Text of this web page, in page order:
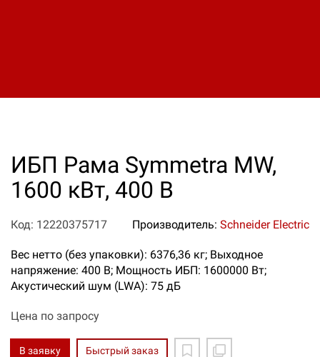
ИБП Рама Symmetra MW,
1600 кВт, 400 В
Код: 12220375717 Производитель: Schneider Electric
Вес нетто (без упаковки): 6376,36 кг; Выходное
напряжение: 400 В; Мощность ИБП: 1600000 Вт;
Акустический шум (LWA): 75 дБ
Цена по запросу
В заявку Быстрый заказ